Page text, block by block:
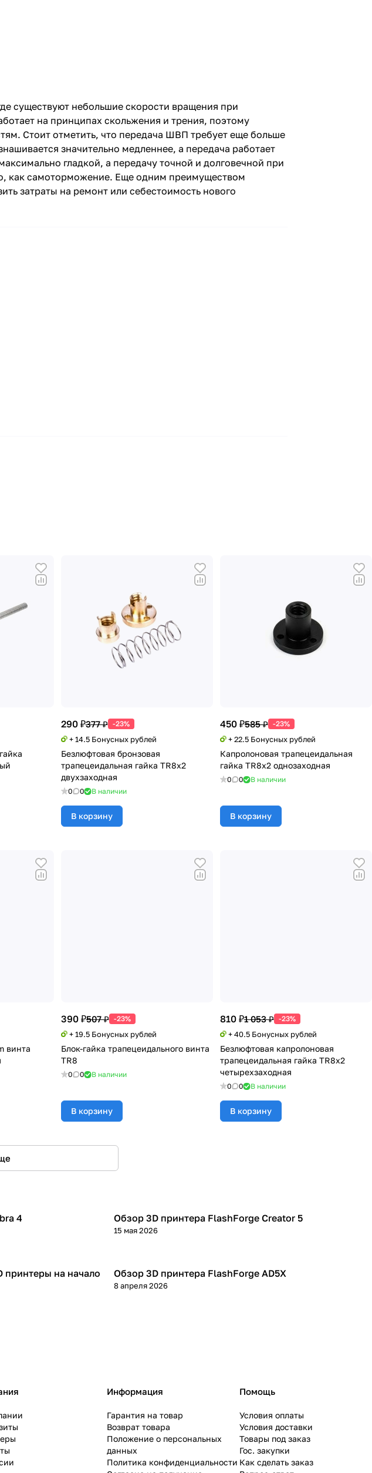
существуют небольшие скорости вращения при
на принципах скольжения и трения, поэтому
Стоит отметить, что передача ШВП требует еще больше
значительно медленнее, а передача работает
гладкой, а передачу точной и долговечной при
как самоторможение. Еще одним преимуществом
затраты на ремонт или себестоимость нового
290 ₽377 ₽ -23%
+ 14.5 Бонусных рублей
Безлюфтовая бронзовая
трапецеидальная гайка TR8x2
двухзаходная
0 0 В наличии
В корзину
450 ₽585 ₽ -23%
+ 22.5 Бонусных рублей
Капролоновая трапецеидальная
гайка TR8x2 однозаходная
0 0 В наличии
В корзину
винта
390 ₽507 ₽ -23%
+ 19.5 Бонусных рублей
Блок-гайка трапецеидального винта
TR8
0 0 В наличии
В корзину
810 ₽1 053 ₽ -23%
+ 40.5 Бонусных рублей
Безлюфтовая капролоновая
трапецеидальная гайка TR8x2
четырехзаходная
0 0 В наличии
В корзину
4 3D принтеры
Обзор 3D принтера FlashForge Creator 5
15 мая 2026
принтеры на начало
3D принтеры
Обзор 3D принтера FlashForge AD5X
8 апреля 2026
Информация
Гарантия на товар
Возврат товара
Положение о персональных
данных
Политика конфиденциальности
Помощь
Условия оплаты
Условия доставки
Товары под заказ
Гос. закупки
Как сделать заказ